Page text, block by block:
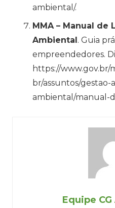
ambiental/.
MMA – Manual de
Ambiental. Guia
empreendedores.
https://www.gov.br/
br/assuntos/
ambiental/manual-
Equipe